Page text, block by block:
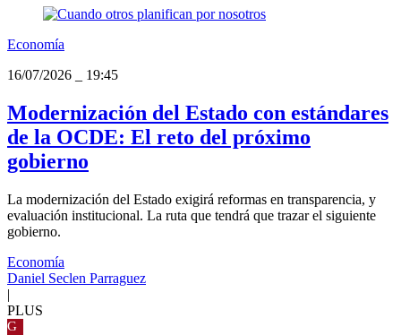
Economía
16/07/2026
19:45
Modernización del Estado con estándares
de la OCDE: El reto del próximo
gobierno
La modernización del Estado exigirá reformas en transparencia, y
evaluación institucional. La ruta que tendrá que trazar el siguiente
gobierno.
Economía
Daniel Seclen Parraguez
|
PLUS
G